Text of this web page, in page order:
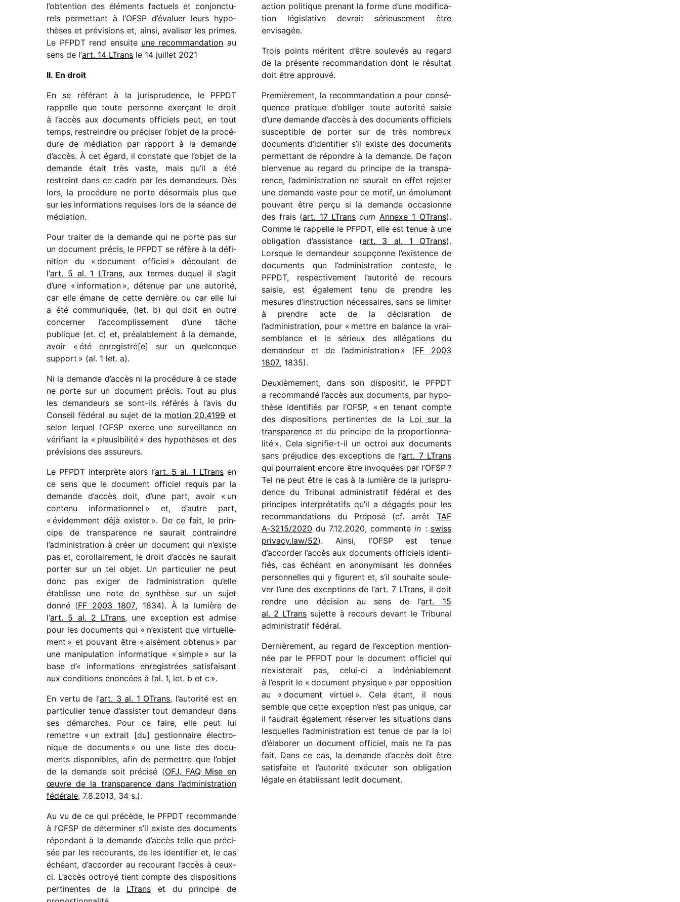
l’obtention des éléments factuels et conjonc­tu­
rels permet­tant à l’OFSP d’évaluer leurs hypo­
thèses et prévi­sions et, ainsi, avali­ser les primes.
Le PFPDT rend ensuite une recom­man­da­tion au
sens de l’art. 14 LTrans le 14 juillet 2021
II. En droit
En se réfé­rant à la juris­pru­dence, le PFPDT
rappelle que toute personne exer­çant le droit
à l’accès aux docu­ments offi­ciels peut, en tout
temps, restreindre ou préci­ser l’objet de la procé­
dure de média­tion par rapport à la demande
d’accès. À cet égard, il constate que l’objet de la
demande était très vaste, mais qu’il a été
restreint dans ce cadre par les deman­deurs. Dès
lors, la procé­dure ne porte désor­mais plus que
sur les infor­ma­tions requises lors de la séance de
médiation.
Pour trai­ter de la demande qui ne porte pas sur
un docu­ment précis, le PFPDT se réfère à la défi­
ni­tion du « docu­ment offi­ciel » décou­lant de
l’art. 5 al. 1 LTrans, aux termes duquel il s’agit
d’une « infor­ma­tion », déte­nue par une auto­rité,
car elle émane de cette dernière ou car elle lui
a été commu­ni­quée, (let. b) qui doit en outre
concer­ner l’accomplissement d’une tâche
publique (et. c) et, préa­la­ble­ment à la demande,
avoir « été enregistré[e] sur un quel­conque
support » (al. 1 let. a).
Ni la demande d’accès ni la procé­dure à ce stade
ne porte sur un docu­ment précis. Tout au plus
les deman­deurs se sont-ils réfé­rés à l’avis du
Conseil fédé­ral au sujet de la motion 20.4199 et
selon lequel l’OFSP exerce une surveillance en
véri­fiant la « plau­si­bi­lité » des hypo­thèses et des
prévi­sions des assureurs.
Le PFPDT inter­prète alors l’art. 5 al. 1 LTrans en
ce sens que le docu­ment offi­ciel requis par la
demande d’accès doit, d’une part, avoir « un
contenu infor­ma­tion­nel » et, d’autre part,
« évidem­ment déjà exis­ter ». De ce fait, le prin­
cipe de trans­pa­rence ne saurait contraindre
l’administration à créer un docu­ment qui n’existe
pas et, corol­lai­re­ment, le droit d’accès ne saurait
porter sur un tel objet. Un parti­cu­lier ne peut
donc pas exiger de l’administration qu’elle
établisse une note de synthèse sur un sujet
donné (FF 2003 1807, 1834). À la lumière de
l’art. 5 al. 2 LTrans, une excep­tion est admise
pour les docu­ments qui « n’existent que virtuel­le­
ment » et pouvant être « aisé­ment obte­nus » par
une mani­pu­la­tion infor­ma­tique « simple » sur la
base d’« infor­ma­tions enre­gis­trées satis­fai­sant
aux condi­tions énon­cées à l’al. 1, let. b et c ».
En vertu de l’art. 3 al. 1 OTrans, l’autorité est en
parti­cu­lier tenue d’assister tout deman­deur dans
ses démarches. Pour ce faire, elle peut lui
remettre « un extrait [du] gestion­naire élec­tro­
nique de docu­ments » ou une liste des docu­
ments dispo­nibles, afin de permettre que l’objet
de la demande soit précisé (OFJ, FAQ Mise en
œuvre de la trans­pa­rence dans l’administration
fédé­rale, 7.8.2013, 34 s.).
Au vu de ce qui précède, le PFPDT recom­mande
à l’OFSP de déter­mi­ner s’il existe des docu­ments
répon­dant à la demande d’accès telle que préci­
sée par les recou­rants, de les iden­ti­fier et, le cas
échéant, d’accorder au recou­rant l’accès à ceux-
ci. L’accès octroyé tient compte des dispo­si­tions
perti­nentes de la LTrans et du prin­cipe de
action poli­tique prenant la forme d’une modi­fi­ca­
tion légis­la­tive devrait sérieu­se­ment être
envisagée.
Trois points méritent d’être soule­vés au regard
de la présente recom­man­da­tion dont le résul­tat
doit être approuvé.
Premièrement, la recom­man­da­tion a pour consé­
quence pratique d’obliger toute auto­rité saisie
d’une demande d’accès à des docu­ments offi­ciels
suscep­tible de porter sur de très nombreux
docu­ments d’identifier s’il existe des docu­ments
permet­tant de répondre à la demande. De façon
bien­ve­nue au regard du prin­cipe de la trans­pa­
rence, l’administration ne saurait en effet reje­ter
une demande vaste pour ce motif, un émolu­ment
pouvant être perçu si la demande occa­sionne
des frais (art. 17 LTrans cum Annexe 1 OTrans).
Comme le rappelle le PFPDT, elle est tenue à une
obli­ga­tion d’assistance (art. 3 al. 1 OTrans).
Lorsque le deman­deur soup­çonne l’existence de
docu­ments que l’administration conteste, le
PFPDT, respec­ti­ve­ment l’autorité de recours
saisie, est égale­ment tenu de prendre les
mesures d’instruction néces­saires, sans se limi­ter
à prendre acte de la décla­ra­tion de
l’administration, pour « mettre en balance la vrai­
sem­blance et le sérieux des allé­ga­tions du
deman­deur et de l’administration » (FF 2003
1807, 1835).
Deuxièmement, dans son dispo­si­tif, le PFPDT
a recom­mandé l’accès aux docu­ments, par hypo­
thèse iden­ti­fiés par l’OFSP, « en tenant compte
des dispo­si­tions perti­nentes de la Loi sur la
trans­pa­rence et du prin­cipe de la propor­tion­na­
lité ». Cela signi­fie-t-il un octroi aux docu­ments
sans préju­dice des excep­tions de l’art. 7 LTrans
qui pour­raient encore être invo­quées par l’OFSP ?
Tel ne peut être le cas à la lumière de la juris­pru­
dence du Tribunal admi­nis­tra­tif fédé­ral et des
prin­cipes inter­pré­ta­tifs qu’il a déga­gés pour les
recom­man­da­tions du Préposé (cf. arrêt TAF
A‑3215/​2020 du 7.12.2020, commenté in : swiss​
pri​vacy​.law/52). Ainsi, l’OFSP est tenue
d’accorder l’accès aux docu­ments offi­ciels iden­ti­
fiés, cas échéant en anony­mi­sant les données
person­nelles qui y figurent et, s’il souhaite soule­
ver l’une des excep­tions de l’art. 7 LTrans, il doit
rendre une déci­sion au sens de l’art. 15
al. 2 LTrans sujette à recours devant le Tribunal
admi­nis­tra­tif fédéral.
Dernièrement, au regard de l’exception mention­
née par le PFPDT pour le docu­ment offi­ciel qui
n’existerait pas, celui-ci a indé­nia­ble­ment
à l’esprit le « docu­ment physique » par oppo­si­tion
au « docu­ment virtuel ». Cela étant, il nous
semble que cette excep­tion n’est pas unique, car
il faudrait égale­ment réser­ver les situa­tions dans
lesquelles l’administration est tenue de par la loi
d’élaborer un docu­ment offi­ciel, mais ne l’a pas
fait. Dans ce cas, la demande d’accès doit être
satis­faite et l’autorité exécu­ter son obli­ga­tion
légale en établis­sant ledit document.